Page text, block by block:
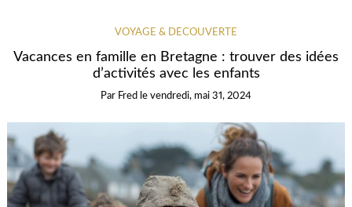
VOYAGE & DÉCOUVERTE
Vacances en famille en Bretagne : trouver des idées
d’activités avec les enfants
Par Fred le vendredi, mai 31, 2024